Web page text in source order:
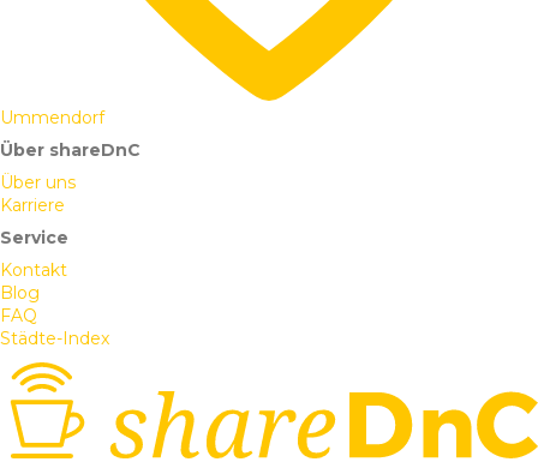
Ummendorf
Über shareDnC
Über uns
Karriere
Service
Kontakt
Blog
FAQ
Städte-Index